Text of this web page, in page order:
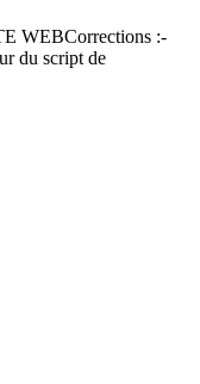
WEBCorrections :-
du script de